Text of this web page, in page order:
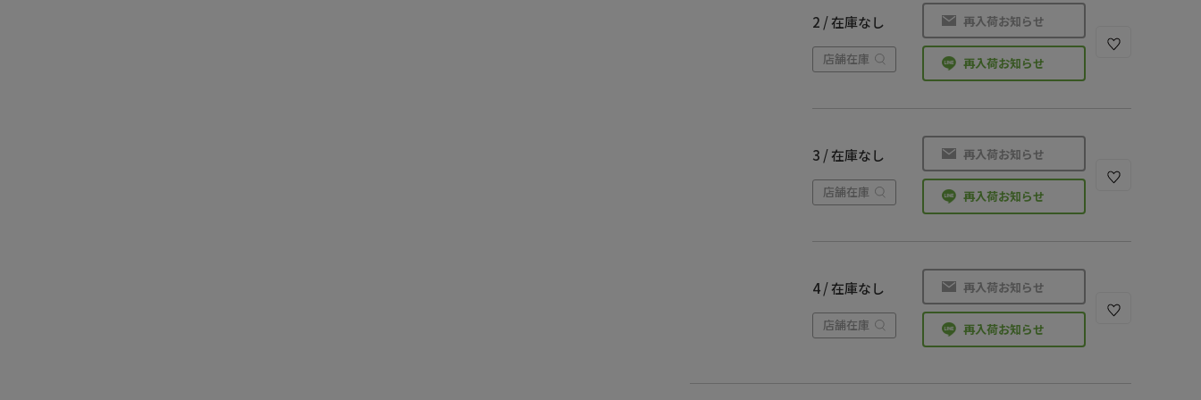
2 / 在庫なし
店舗在庫
再入荷お知らせ
再入荷お知らせ
3 / 在庫なし
店舗在庫
再入荷お知らせ
再入荷お知らせ
4 / 在庫なし
店舗在庫
再入荷お知らせ
再入荷お知らせ